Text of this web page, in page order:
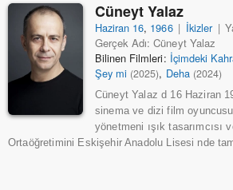
Cüneyt Yalaz
Haziran 16, 1966 | İkizler |
Gerçek Adı: Cüneyt Yalaz
Bilinen Filmleri: İçimdeki
Şey mi (2025), Deha (2024)
Cüneyt Yalaz d 16 Haziran
sinema ve dizi film
yönetmeni ışık tasarımcısı
Ortaöğretimini Eskişehir Anadolu Lisesi nde